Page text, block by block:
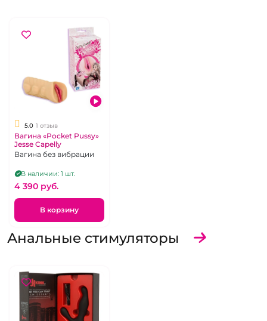
5.0 1 отзыв
Вагина «Pocket Pussy»
Jesse Capelly
Вагина без вибрации
В наличии: 1 шт.
4 390 pуб.
В корзину
Анальные стимуляторы